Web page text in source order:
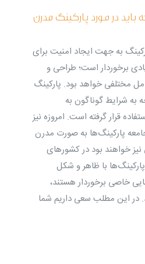
در مورد پارکینگ مدرن
به جهت ایجاد امنیت برای
برخوردار است؛ طراحی و
مختلفی خواهد بود. پارکینگ
به شرایط گوناگون به
قرار گرفته است. امروزه نیز
پارکینگ‌ها به صورت مدرن
نیز خواهند بود در کشورهای
با ظاهر و شکل
خاصی برخوردار هستند،
در این مطلب سعی داریم شما